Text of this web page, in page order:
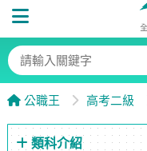
公職王 高考二級
類科介紹